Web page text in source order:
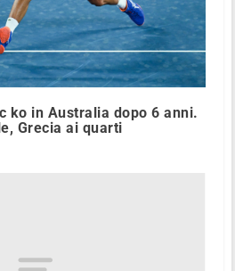
ko in Australia dopo 6 anni.
Grecia ai quarti